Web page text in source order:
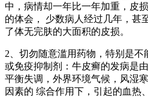
中，病情却一年比一年加重，皮
的体会， 少数病人经过几年，甚
了体无完肤的大面积的皮损。
2、切勿随意滥用药物，特别是
或免疫抑制剂：牛皮癣的发病是
平衡失调，外界环境气候，风湿
因素的 综合作用下，引起的血热